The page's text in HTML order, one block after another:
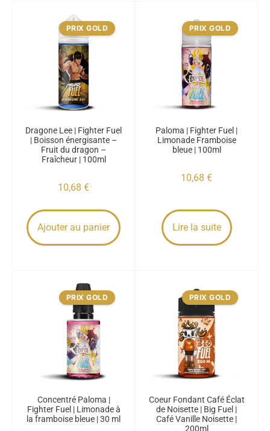
PRIX GOLD
Dragone Lee | Fighter Fuel
| Boisson énergisante –
Fruit du dragon –
Fraîcheur | 100ml
10,68 €
Ajouter au panier
PRIX GOLD
Paloma | Fighter Fuel |
Limonade Framboise
bleue | 100ml
10,68 €
Lire la suite
PRIX GOLD
Concentré Paloma |
Fighter Fuel | Limonade à
la framboise bleue | 30 ml
PRIX GOLD
Coeur Fondant Café Éclat
de Noisette | Big Fuel |
Café Vanille Noisette |
200ml